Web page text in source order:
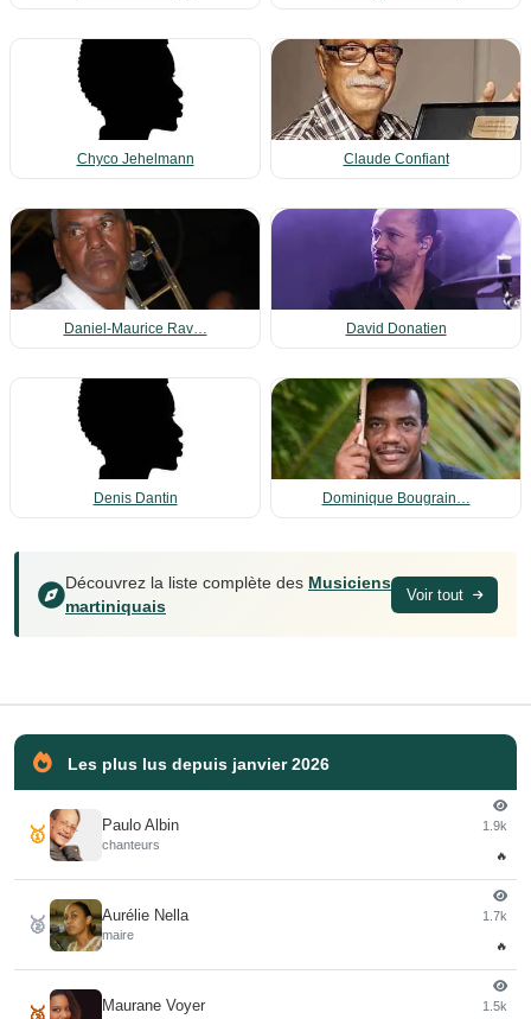
Chyco Jehelmann Claude Confiant
Daniel-Maurice Rav… David Donatien
Denis Dantin Dominique Bougrain…
Découvrez la liste complète des Musiciens
martiniquais
Voir tout
Les plus lus depuis janvier 2026
🥇 Paulo Albin
chanteurs
1.9k
🔥
🥈 Aurélie Nella
maire
1.7k
🔥
Maurane Voyer 1.5k